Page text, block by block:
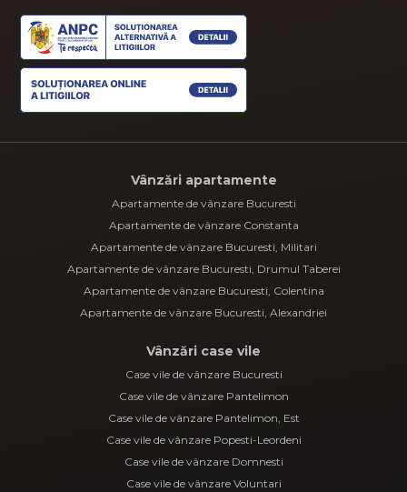
Vânzări apartamente
Apartamente de vânzare Bucuresti
Apartamente de vânzare Constanta
Apartamente de vânzare Bucuresti, Militari
Apartamente de vânzare Bucuresti, Drumul Taberei
Apartamente de vânzare Bucuresti, Colentina
Apartamente de vânzare Bucuresti, Alexandriei
Vânzări case vile
Case vile de vânzare Bucuresti
Case vile de vânzare Pantelimon
Case vile de vânzare Pantelimon, Est
Case vile de vânzare Popesti-Leordeni
Case vile de vânzare Domnesti
Case vile de vânzare Voluntari